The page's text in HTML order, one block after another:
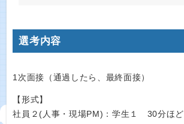
選考内容
1次面接（通過したら、最終面接）
【形式】
社員２(人事・現場PM)：学生１ 30分ほど